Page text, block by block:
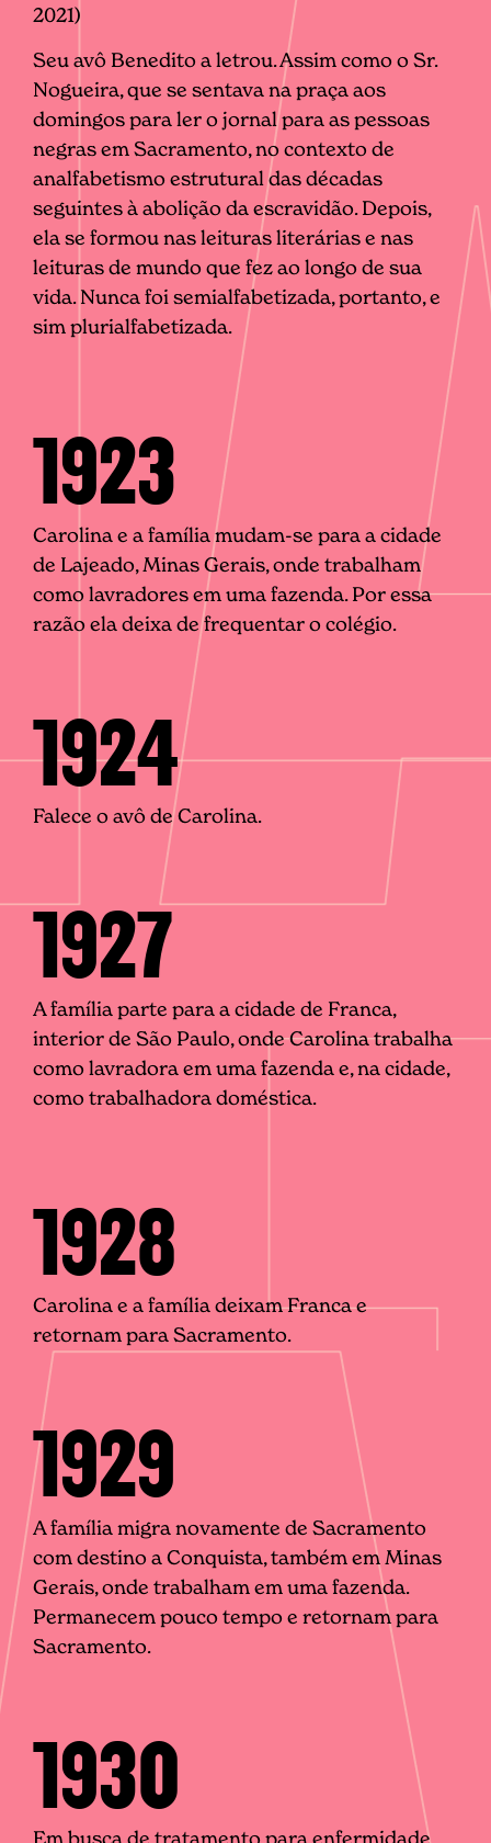
2021)
Seu avô Benedito a letrou. Assim como o Sr.
Nogueira, que se sentava na praça aos
domingos para ler o jornal para as pessoas
negras em Sacramento, no contexto de
analfabetismo estrutural das décadas
seguintes à abolição da escravidão. Depois,
ela se formou nas leituras literárias e nas
leituras de mundo que fez ao longo de sua
vida. Nunca foi semialfabetizada, portanto, e
sim plurialfabetizada.
1923
Carolina e a família mudam-se para a cidade
de Lajeado, Minas Gerais, onde trabalham
como lavradores em uma fazenda. Por essa
razão ela deixa de frequentar o colégio.
1924
Falece o avô de Carolina.
1927
A família parte para a cidade de Franca,
interior de São Paulo, onde Carolina trabalha
como lavradora em uma fazenda e, na cidade,
como trabalhadora doméstica.
1928
Carolina e a família deixam Franca e
retornam para Sacramento.
1929
A família migra novamente de Sacramento
com destino a Conquista, também em Minas
Gerais, onde trabalham em uma fazenda.
Permanecem pouco tempo e retornam para
Sacramento.
1930